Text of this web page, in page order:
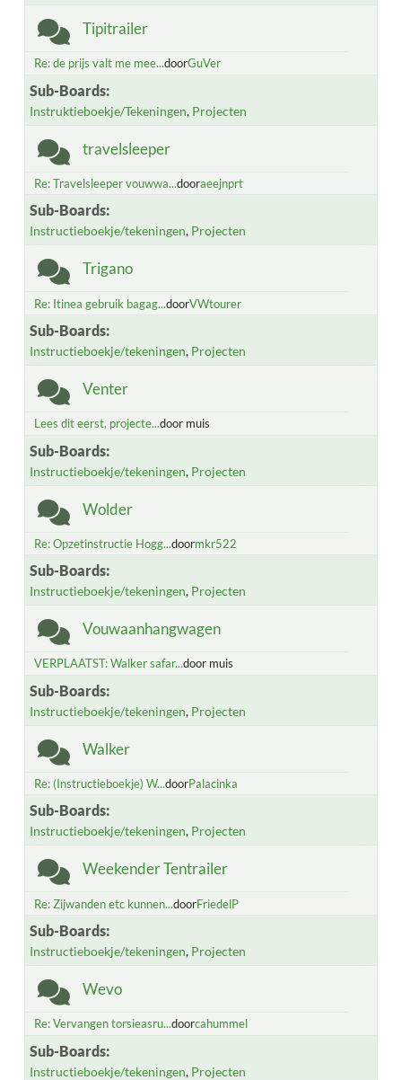
Tipitrailer
Re: de prijs valt me mee...doorGuVer
Sub-Boards
Instruktieboekje/Tekeningen Projecten
travelsleeper
Re: Travelsleeper vouwwa...dooraeejnprt
Sub-Boards
Instructieboekje/tekeningen Projecten
Trigano
Re: Itinea gebruik bagag...doorVWtourer
Sub-Boards
Instructieboekje/tekeningen Projecten
Venter
Lees dit eerst, projecte...door muis
Sub-Boards
Instructieboekje/tekeningen Projecten
Wolder
Re: Opzetinstructie Hogg...doormkr522
Sub-Boards
Instructieboekje/tekeningen Projecten
Vouwaanhangwagen
VERPLAATST: Walker safar...door muis
Sub-Boards
Instructieboekje/tekeningen Projecten
Walker
Re: (Instructieboekje) W...doorPalacinka
Sub-Boards
Instructieboekje/tekeningen Projecten
Weekender Tentrailer
Re: Zijwanden etc kunnen...doorFriedelP
Sub-Boards
Instructieboekje/tekeningen Projecten
Wevo
Re: Vervangen torsieasru...doorcahummel
Sub-Boards
Instructieboekje/tekeningen Projecten